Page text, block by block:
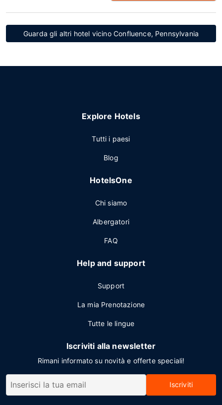
Guarda gli altri hotel vicino Confluence, Pennsylvania
Explore Hotels
Tutti i paesi
Blog
HotelsOne
Chi siamo
Albergatori
FAQ
Help and support
Support
La mia Prenotazione
Tutte le lingue
Iscriviti alla newsletter
Rimani informato su novità e offerte speciali!
Iscriviti